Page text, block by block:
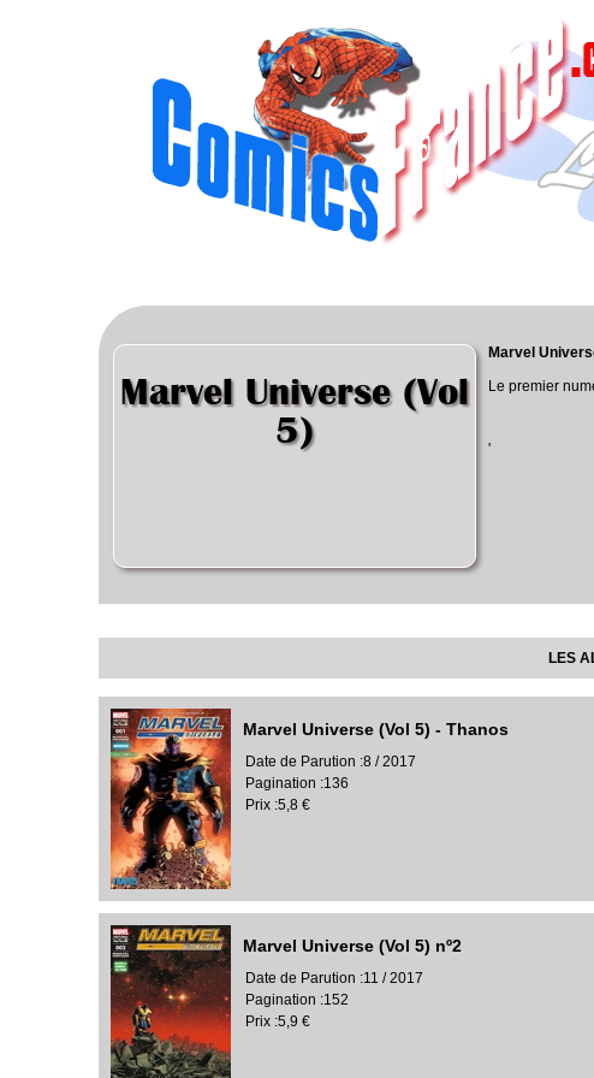
Marvel Universe (Vol
5)
Marvel
Le premier
'
LES
Marvel Universe (Vol 5) - Thanos
Date de Parution :8 / 2017
Pagination :136
Prix :5,8 €
Marvel Universe (Vol 5) nº2
Date de Parution :11 / 2017
Pagination :152
Prix :5,9 €